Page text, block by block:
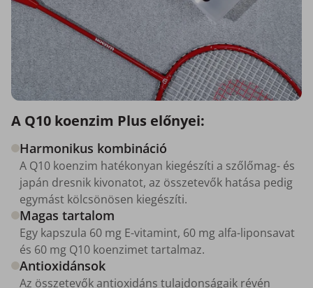
A Q10 koenzim Plus előnyei:
Harmonikus kombináció
A Q10 koenzim hatékonyan kiegészíti a szőlőmag- és
japán dresnik kivonatot, az összetevők hatása pedig
egymást kölcsönösen kiegészíti.
Magas tartalom
Egy kapszula 60 mg E-vitamint, 60 mg alfa-liponsavat
és 60 mg Q10 koenzimet tartalmaz.
Antioxidánsok
Az összetevők antioxidáns tulajdonságaik révén